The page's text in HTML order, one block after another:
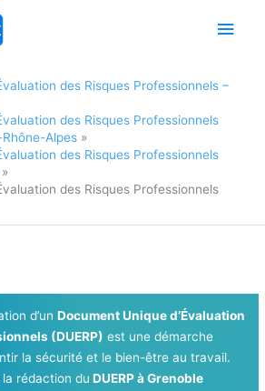
des Risques Professionnels –
des Risques Professionnels
Alpes
des Risques Professionnels
des Risques Professionnels
d’unDocument Unique d’Évaluation
(DUERP) est une démarche
la sécurité et le bien-être au travail.
rédaction du DUERP à Grenoble